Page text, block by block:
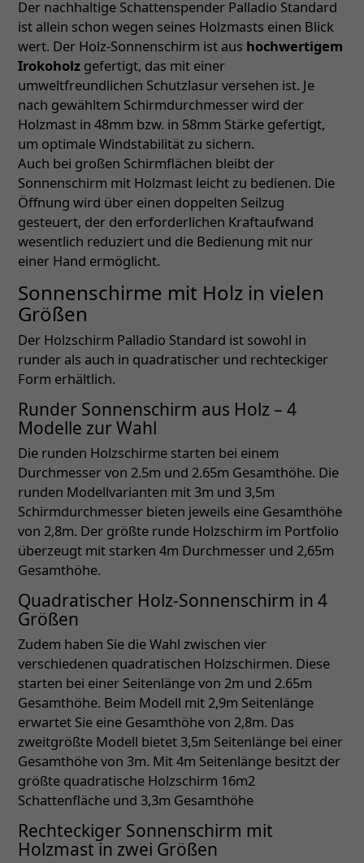
Der nachhaltige Schattenspender Palladio Standard
ist allein schon wegen seines Holzmasts einen Blick
wert. Der Holz-Sonnenschirm ist aus hochwertigem
Irokoholz gefertigt, das mit einer
umweltfreundlichen Schutzlasur versehen ist. Je
nach gewähltem Schirmdurchmesser wird der
Holzmast in 48mm bzw. in 58mm Stärke gefertigt,
um optimale Windstabilität zu sichern.
Auch bei großen Schirmflächen bleibt der
Sonnenschirm mit Holzmast leicht zu bedienen. Die
Öffnung wird über einen doppelten Seilzug
gesteuert, der den erforderlichen Kraftaufwand
wesentlich reduziert und die Bedienung mit nur
einer Hand ermöglicht.
Sonnenschirme mit Holz in vielen
Größen
Der Holzschirm Palladio Standard ist sowohl in
runder als auch in quadratischer und rechteckiger
Form erhältlich.
Runder Sonnenschirm aus Holz – 4
Modelle zur Wahl
Die runden Holzschirme starten bei einem
Durchmesser von 2.5m und 2.65m Gesamthöhe. Die
runden Modellvarianten mit 3m und 3,5m
Schirmdurchmesser bieten jeweils eine Gesamthöhe
von 2,8m. Der größte runde Holzschirm im Portfolio
überzeugt mit starken 4m Durchmesser und 2,65m
Gesamthöhe.
Quadratischer Holz-Sonnenschirm in 4
Größen
Zudem haben Sie die Wahl zwischen vier
verschiedenen quadratischen Holzschirmen. Diese
starten bei einer Seitenlänge von 2m und 2.65m
Gesamthöhe. Beim Modell mit 2,9m Seitenlänge
erwartet Sie eine Gesamthöhe von 2,8m. Das
zweitgrößte Modell bietet 3,5m Seitenlänge bei einer
Gesamthöhe von 3m. Mit 4m Seitenlänge besitzt der
größte quadratische Holzschirm 16m2
Schattenfläche und 3,3m Gesamthöhe
Rechteckiger Sonnenschirm mit
Holzmast in zwei Größen